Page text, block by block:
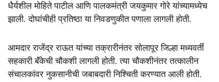
धैर्यशील मोहिते पाटील आणि पालकमंत्री जयकुमार गोरे यांच्यामध्येच
झाली. दोघांचीही प्रतिष्ठा या निवडणुकीत पणाला लागली होती.
आमदार राजेंद्र राऊत यांच्या तक्रारीनंतर सोलापूर जिल्हा मध्यवर्ती
सहकारी बॅंकेची चौकशी लागली होती. त्या चौकशीनंतर तत्कालीन
संचालकांवर नुकसानीची जबाबदारी निश्चिती करण्यात आली होती.